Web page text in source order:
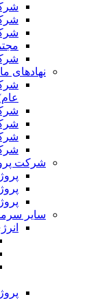
نهادهای
شرکت
سایر